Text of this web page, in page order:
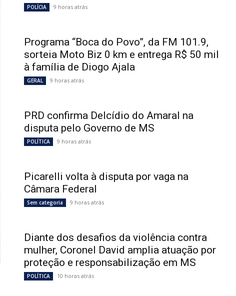
POLÍCIA 9 horas atrás
Programa “Boca do Povo”, da FM 101.9,
sorteia Moto Biz 0 km e entrega R$ 50 mil
à família de Diogo Ajala
GERAL 9 horas atrás
PRD confirma Delcídio do Amaral na
disputa pelo Governo de MS
POLÍTICA 9 horas atrás
Picarelli volta à disputa por vaga na
Câmara Federal
Sem categoria 9 horas atrás
Diante dos desafios da violência contra
mulher, Coronel David amplia atuação por
proteção e responsabilização em MS
POLÍTICA 10 horas atrás